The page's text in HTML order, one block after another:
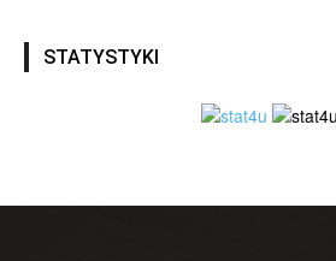
STATYSTYKI